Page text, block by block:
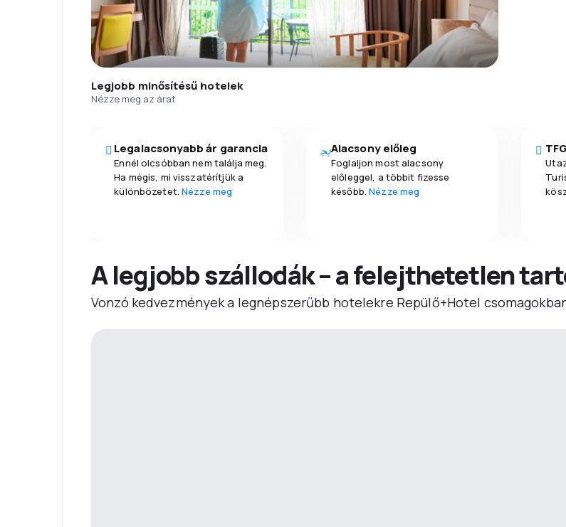
Legjobb minősítésű hotelek
Nézze meg az árat
Legalacsonyabb ár garancia
Ennél olcsóbban nem találja meg.
Ha mégis, mi visszatérítjük a
különbözetet.Nézze meg
Alacsony előleg
Foglaljon most alacsony
előleggel, a többit fizesse
később.Nézze meg
A legjobb szállodák – a felejthetetlen
Vonzó kedvezmények a legnépszerűbb hotelekre Repülő+Hotel